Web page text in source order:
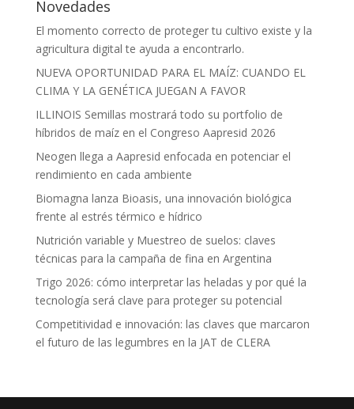
Novedades
El momento correcto de proteger tu cultivo existe y la
agricultura digital te ayuda a encontrarlo.
NUEVA OPORTUNIDAD PARA EL MAÍZ: CUANDO EL
CLIMA Y LA GENÉTICA JUEGAN A FAVOR
ILLINOIS Semillas mostrará todo su portfolio de
híbridos de maíz en el Congreso Aapresid 2026
Neogen llega a Aapresid enfocada en potenciar el
rendimiento en cada ambiente
Biomagna lanza Bioasis, una innovación biológica
frente al estrés térmico e hídrico
Nutrición variable y Muestreo de suelos: claves
técnicas para la campaña de fina en Argentina
Trigo 2026: cómo interpretar las heladas y por qué la
tecnología será clave para proteger su potencial
Competitividad e innovación: las claves que marcaron
el futuro de las legumbres en la JAT de CLERA